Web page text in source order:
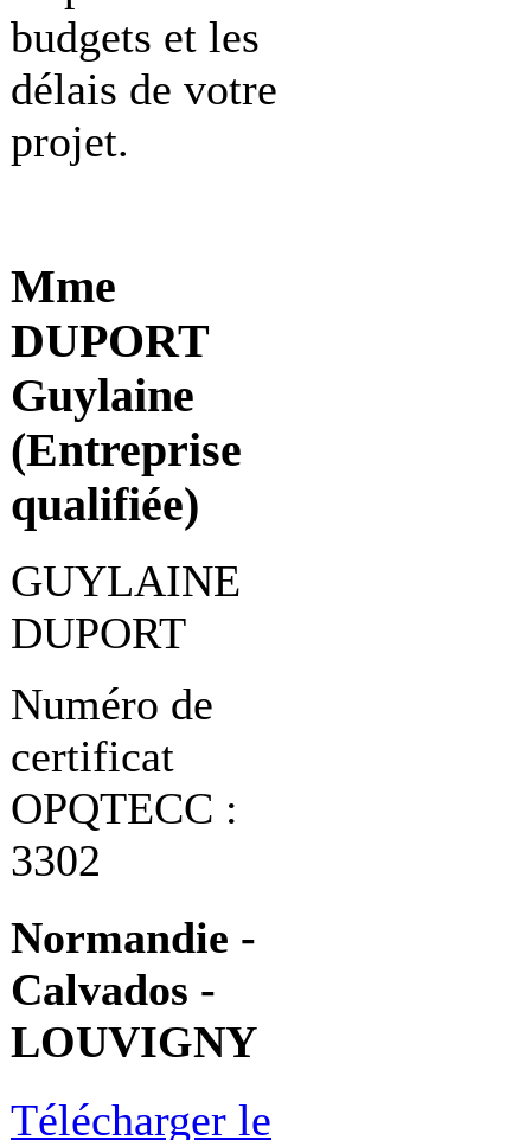
budgets et les
délais de votre
projet.
Mme
DUPORT
Guylaine
(Entreprise
qualifiée)
GUYLAINE
DUPORT
Numéro de
certificat
OPQTECC :
3302
Normandie -
Calvados -
LOUVIGNY
Télécharger le